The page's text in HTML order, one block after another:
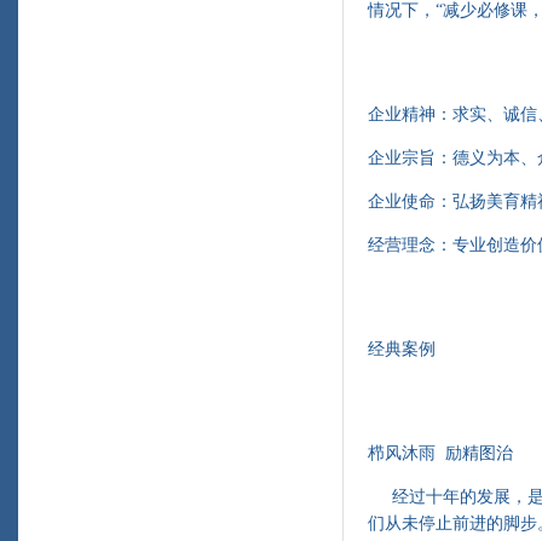
情况下，“减少必修课
企业精神：求实、诚信
企业宗旨：德义为本、
企业使命：弘扬美育
经营理念：专业创造
经典案例
栉风沐雨 励精图治
经过十年的发展，是
们从未停止前进的脚步